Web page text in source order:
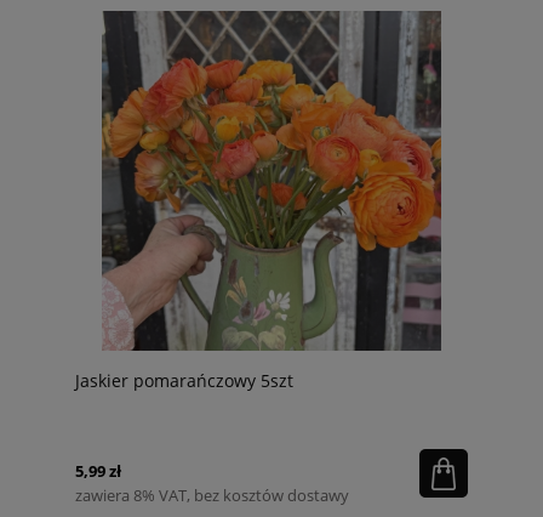
Jaskier pomarańczowy 5szt
5,99 zł
zawiera 8% VAT, bez kosztów dostawy